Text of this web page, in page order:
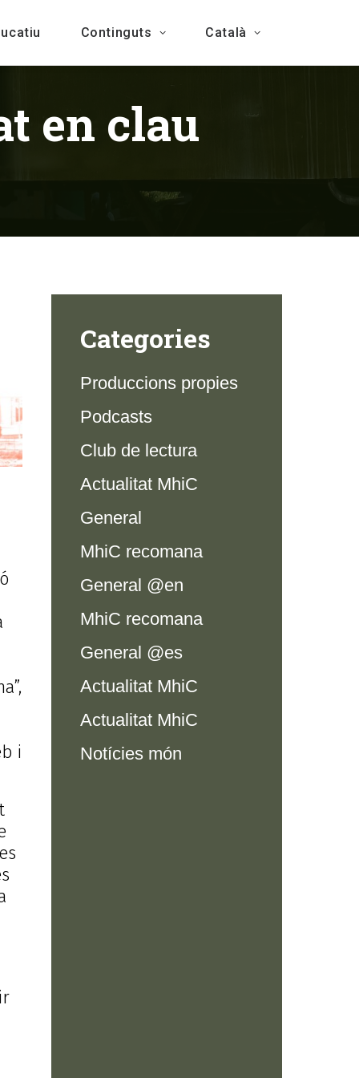
Continguts Català
en clau
i
Categories
Produccions propies
Podcasts
Club de lectura
Actualitat MhiC
General
MhiC recomana
General @en
MhiC recomana
General @es
Actualitat MhiC
Actualitat MhiC
Notícies món